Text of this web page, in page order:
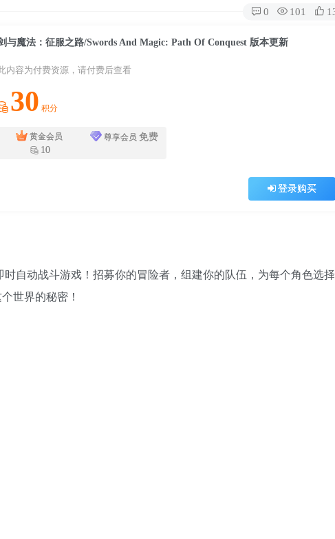
0 101
与魔法：征服之路/Swords And Magic: Path Of Conquest 版本更新
内容为付费资源，请付费后查看
30 积分
黄金会员
10
尊享会员 免费
登录购买
自动战斗游戏！招募你的冒险者，组建你的队伍，为每个角色选
世界的秘密！